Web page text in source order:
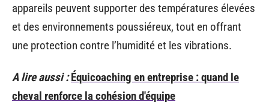
appareils peuvent supporter des températures élevées
et des environnements poussiéreux, tout en offrant
une protection contre l’humidité et les vibrations.
A lire aussi : Équicoaching en entreprise : quand le
cheval renforce la cohésion d'équipe